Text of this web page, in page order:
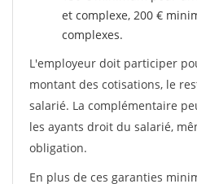
et complexe, 200 €
complexes.
L'employeur doit participer
montant des cotisations, le
salarié. La complémentaire
les ayants droit du salarié,
obligation.
En plus de ces garanties